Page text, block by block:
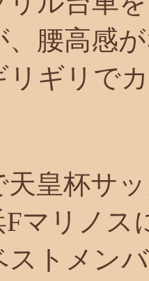
、腰高感
リギリで
皇杯サ
Fマリノス
ストメン